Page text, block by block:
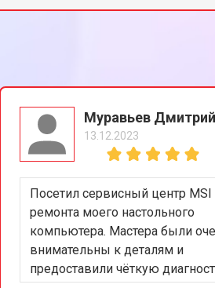
Муравьев Дмитрий
13.12.2023
Посетил сервисный центр MSI
ремонта моего настольного
компьютера. Мастера были
внимательны к деталям и
предоставили чёткую